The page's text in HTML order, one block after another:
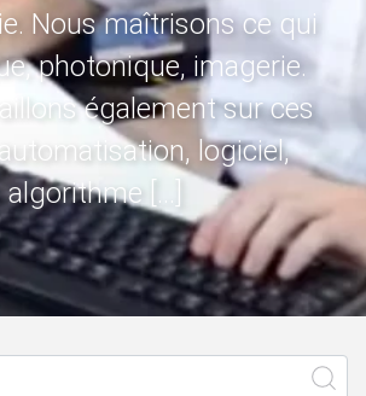
Nous maîtrisons ce qui
photonique, imagerie.
également sur ces
logiciel,
algorithme […]